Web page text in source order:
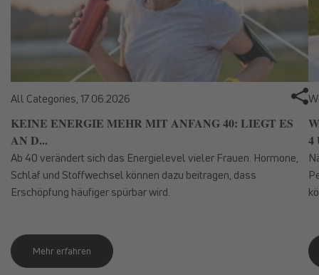
All Categories, 17.06.2026
KEINE ENERGIE MEHR MIT ANFANG 40: LIEGT ES
AN D...
Ab 40 verändert sich das Energielevel vieler Frauen. Hormone,
Schlaf und Stoffwechsel können dazu beitragen, dass
Erschöpfung häufiger spürbar wird.
Mehr erfahren
4